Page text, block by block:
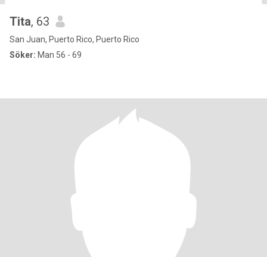
Tita, 63
San Juan, Puerto Rico, Puerto Rico
Söker: Man 56 - 69